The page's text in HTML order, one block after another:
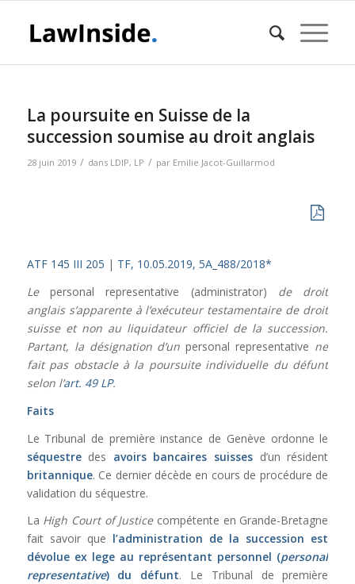
La poursuite en Suisse de la
succession soumise au droit anglais
28 juin 2019 / dans LDIP, LP / par Emilie Jacot-Guillarmod
ATF 145 III 205 | TF, 10.05.2019, 5A_488/2018*
Le personal representative (administrator) de droit
anglais s’apparente à l’exécuteur testamentaire de droit
suisse et non au liquidateur officiel de la succession.
Partant, la désignation d’unpersonal representative ne
fait pas obstacle à la poursuite individuelle du défunt
selon l’art. 49 LP.
Faits
Le Tribunal de première instance de Genève ordonne le
séquestredes avoirs bancaires suisses d’un résident
britannique. Ce dernier décède en cours de procédure de
validation du séquestre.
La High Court of Justicecompétente en Grande-Bretagne
fait savoir que l’administration de la succession est
dévolue ex lege au représentant personnel (personal
representative) du défunt. Le Tribunal de première